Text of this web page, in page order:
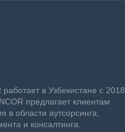
в Узбекистане с 2018
предлагает клиентам
в области аутсорсинга,
и консалтинга.